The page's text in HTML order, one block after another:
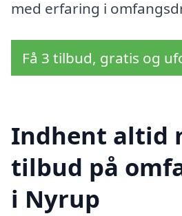
med erfaring i
Få 3 tilbud, gratis og
Indhent altid
tilbud på
i Nyrup